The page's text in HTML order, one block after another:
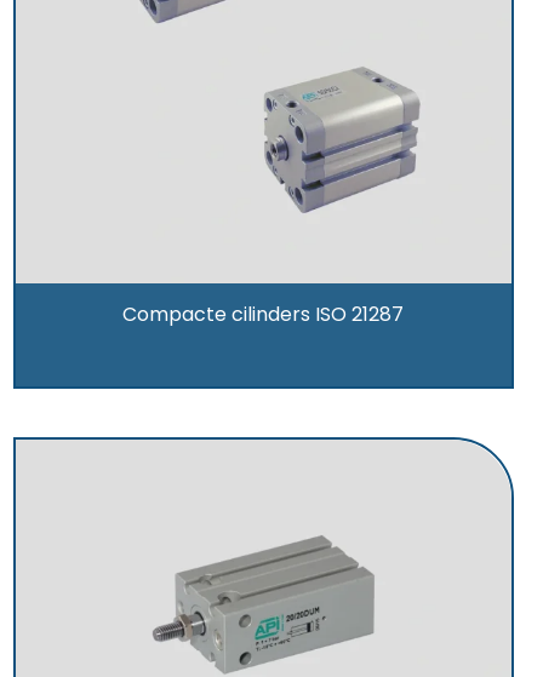
Compacte cilinders ISO 21287